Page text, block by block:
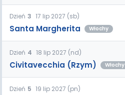
Dzień 3 17 lip 2027 (sb)
Santa Margherita Włochy
Dzień 4 18 lip 2027 (nd)
Civitavecchia (Rzym) Włochy
Dzień 5 19 lip 2027 (pn)